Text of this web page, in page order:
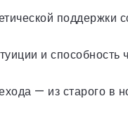
поддержки
и
— из старого в